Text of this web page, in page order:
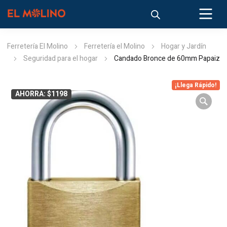
Ferretería El Molino Ferretería el Molino
Hogar y Jardín
Seguridad para el hogar
Candado Bronce de 60mm Papaiz
AHORRA: $1198
¡Llega Rápido!